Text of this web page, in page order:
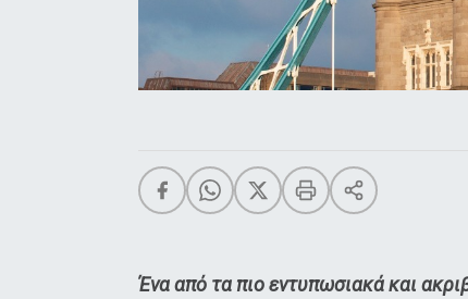
Ένα από τα πιο εντυπωσιακά και